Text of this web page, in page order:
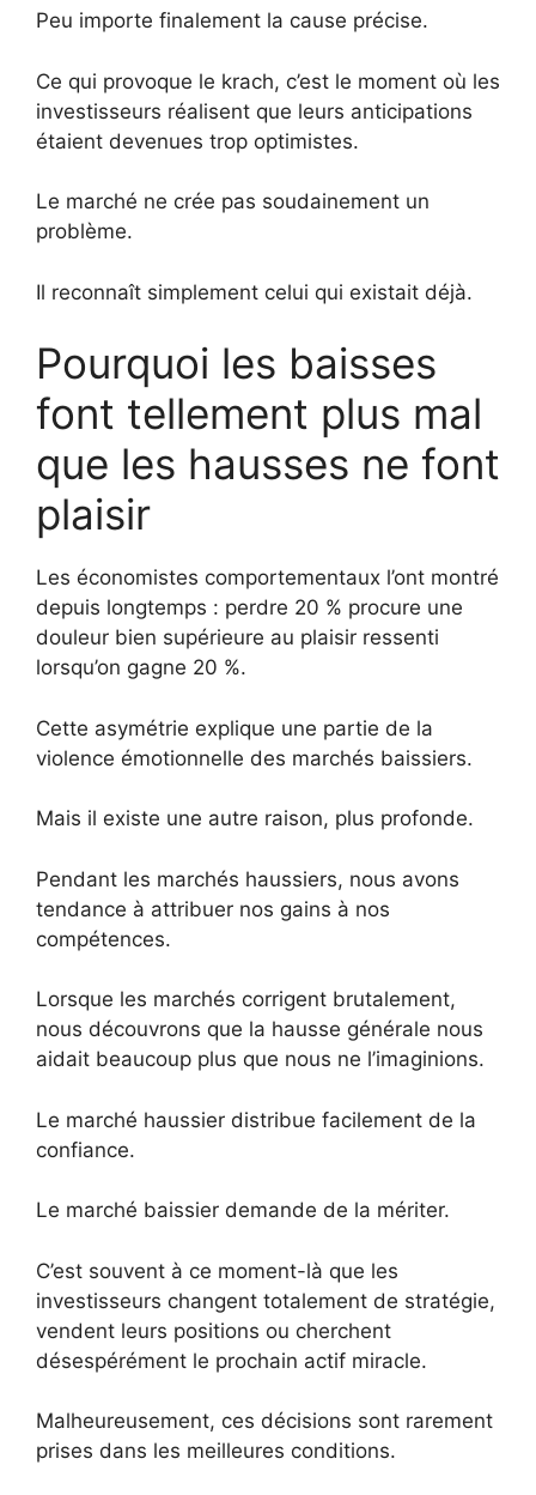
Peu importe finalement la cause précise.
Ce qui provoque le krach, c’est le moment où les
investisseurs réalisent que leurs anticipations
étaient devenues trop optimistes.
Le marché ne crée pas soudainement un
problème.
Il reconnaît simplement celui qui existait déjà.
Pourquoi les baisses
font tellement plus mal
que les hausses ne font
plaisir
Les économistes comportementaux l’ont montré
depuis longtemps : perdre 20 % procure une
douleur bien supérieure au plaisir ressenti
lorsqu’on gagne 20 %.
Cette asymétrie explique une partie de la
violence émotionnelle des marchés baissiers.
Mais il existe une autre raison, plus profonde.
Pendant les marchés haussiers, nous avons
tendance à attribuer nos gains à nos
compétences.
Lorsque les marchés corrigent brutalement,
nous découvrons que la hausse générale nous
aidait beaucoup plus que nous ne l’imaginions.
Le marché haussier distribue facilement de la
confiance.
Le marché baissier demande de la mériter.
C’est souvent à ce moment-là que les
investisseurs changent totalement de stratégie,
vendent leurs positions ou cherchent
désespérément le prochain actif miracle.
Malheureusement, ces décisions sont rarement
prises dans les meilleures conditions.